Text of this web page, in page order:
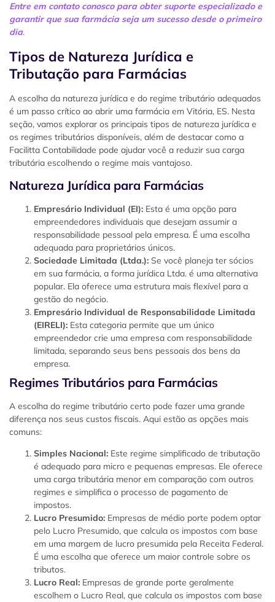
Entre em contato conosco para obter suporte especializado e
garantir que sua farmácia seja um sucesso desde o primeiro
dia.
Tipos de Natureza Jurídica e
Tributação para Farmácias
A escolha da natureza jurídica e do regime tributário adequados
é um passo crítico ao abrir uma farmácia em Vitória, ES. Nesta
seção, vamos explorar os principais tipos de natureza jurídica e
os regimes tributários disponíveis, além de destacar como a
Facilitta Contabilidade pode ajudar você a reduzir sua carga
tributária escolhendo o regime mais vantajoso.
Natureza Jurídica para Farmácias
Empresário Individual (EI): Esta é uma opção para
empreendedores individuais que desejam assumir a
responsabilidade pessoal pela empresa. É uma escolha
adequada para proprietários únicos.
Sociedade Limitada (Ltda.): Se você planeja ter sócios
em sua farmácia, a forma jurídica Ltda. é uma alternativa
popular. Ela oferece uma estrutura mais flexível para a
gestão do negócio.
Empresário Individual de Responsabilidade Limitada
(EIRELI): Esta categoria permite que um único
empreendedor crie uma empresa com responsabilidade
limitada, separando seus bens pessoais dos bens da
empresa.
Regimes Tributários para Farmácias
A escolha do regime tributário certo pode fazer uma grande
diferença nos seus custos fiscais. Aqui estão as opções mais
comuns:
Simples Nacional: Este regime simplificado de tributação
é adequado para micro e pequenas empresas. Ele oferece
uma carga tributária menor em comparação com outros
regimes e simplifica o processo de pagamento de
impostos.
Lucro Presumido: Empresas de médio porte podem optar
pelo Lucro Presumido, que calcula os impostos com base
em uma margem de lucro presumida pela Receita Federal.
É uma escolha que oferece um maior controle sobre os
tributos.
Lucro Real: Empresas de grande porte geralmente
escolhem o Lucro Real, que calcula os impostos com base